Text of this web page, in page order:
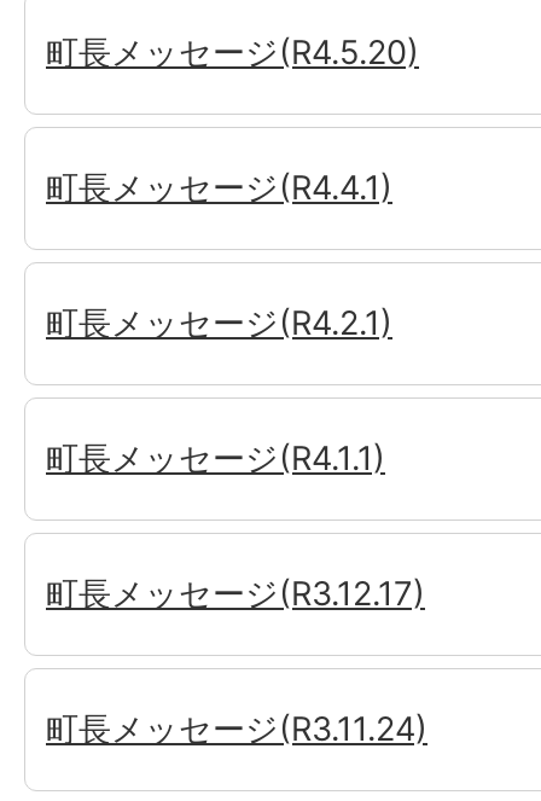
町長メッセージ(R4.5.20)
町長メッセージ(R4.4.1)
町長メッセージ(R4.2.1)
町長メッセージ(R4.1.1)
町長メッセージ(R3.12.17)
町長メッセージ(R3.11.24)